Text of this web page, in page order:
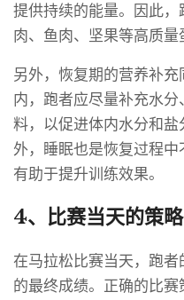
提供持续的能量。因此
肉、鱼肉、坚果等高质量
另外，恢复期的营养补
内，跑者应尽量补充水
料，以促进体内水分和
外，睡眠也是恢复过程
有助于提升训练效果。
4、比赛当天的策
在马拉松比赛当天，跑
的最终成绩。正确的比